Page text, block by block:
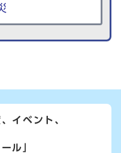
イベント、
ル」